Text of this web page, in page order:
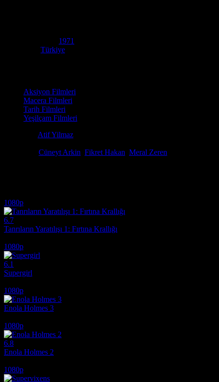
1971
Türkiye
Aksiyon Filmleri
Macera Filmleri
Tarih Filmleri
Yeşilçam Filmleri
Atif Yilmaz
Cüneyt Arkin Fikret Hakan Meral Zeren
1080p
6.7
Tanrıların Yaratılışı 1: Fırtına Krallığı
1080p
6.1
Supergirl
1080p
Enola Holmes 3
1080p
6.8
Enola Holmes 2
1080p